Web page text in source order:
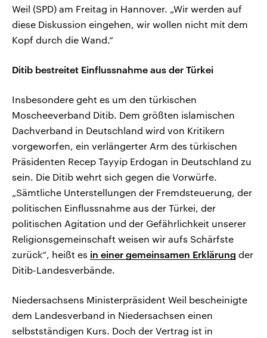
Weil (SPD) am Freitag in Hannover. „Wir werden auf
diese Diskussion eingehen, wir wollen nicht mit dem
Kopf durch die Wand.“
Ditib bestreitet Einflussnahme aus der Türkei
Insbesondere geht es um den türkischen
Moscheeverband Ditib. Dem größten islamischen
Dachverband in Deutschland wird von Kritikern
vorgeworfen, ein verlängerter Arm des türkischen
Präsidenten Recep Tayyip Erdogan in Deutschland zu
sein. Die Ditib wehrt sich gegen die Vorwürfe.
„Sämtliche Unterstellungen der Fremdsteuerung, der
politischen Einflussnahme aus der Türkei, der
politischen Agitation und der Gefährlichkeit unserer
Religionsgemeinschaft weisen wir aufs Schärfste
zurück“, heißt es in einer gemeinsamen Erklärung der
Ditib-Landesverbände.
Niedersachsens Ministerpräsident Weil bescheinigte
dem Landesverband in Niedersachsen einen
selbstständigen Kurs. Doch der Vertrag ist in